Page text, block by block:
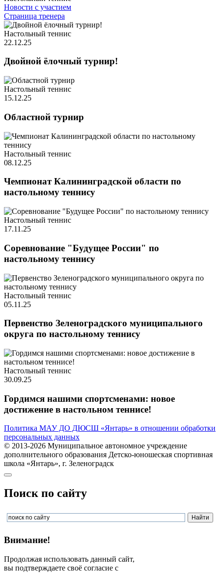
Новости с участием
Страница тренера
Настольный теннис
22.12.25
Двойной ёлочный турнир!
Настольный теннис
15.12.25
Областной турнир
Настольный теннис
08.12.25
Чемпионат Калининградской области по
настольному теннису
Настольный теннис
17.11.25
Соревнование "Будущее России" по
настольному теннису
Настольный теннис
05.11.25
Первенство Зеленоградского муниципального
округа по настольному теннису
Настольный теннис
30.09.25
Гордимся нашими спортсменами: новое
достижение в настольном теннисе!
Политика МАУ ДО ДЮСШ «Янтарь» в отношении обработки
персональных данных
© 2013-2026 Муниципальное автономное учреждение
дополнительного образования Детско-юношеская спортивная
школа «Янтарь», г. Зеленоградск
Поиск по сайту
Внимание!
Продолжая использовать данный сайт,
вы подтверждаете своё согласие с